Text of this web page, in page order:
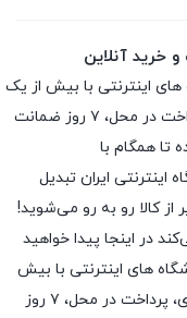
و خرید آنلاین
های اینترنتی با بیش از یک
دهه تجربه، با پایبندی به سه اصل کلیدی، پرداخت در محل، ۷ روز ضمانت
تا همگام با
اینترنتی ایران تبدیل
کالا رو به رو می‌شوید!
در اینجا پیدا خواهید
های اینترنتی با بیش
از یک دهه تجربه، با پایبندی به سه اصل کلیدی، پرداخت در محل، ۷ روز